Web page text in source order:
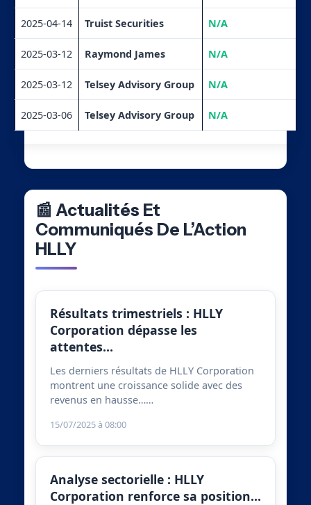
2025-04-14 Truist Securities N/A
2025-03-12 Raymond James N/A
2025-03-12 Telsey Advisory Group N/A
2025-03-06 Telsey Advisory Group N/A
📰 Actualités Et
Communiqués De L’Action
HLLY
Résultats trimestriels : HLLY
Corporation dépasse les
attentes…
Les derniers résultats de HLLY Corporation
montrent une croissance solide avec des
revenus en hausse……
15/07/2025 à 08:00
Analyse sectorielle : HLLY
Corporation renforce sa position…